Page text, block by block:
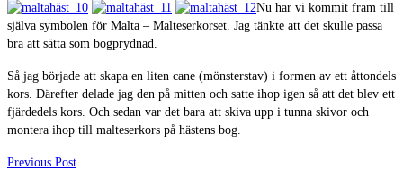
Nu har vi kommit fram till
själva symbolen för Malta – Malteserkorset. Jag tänkte att det skulle passa
bra att sätta som bogprydnad.
Så jag började att skapa en liten cane (mönsterstav) i formen av ett åttondels
kors. Därefter delade jag den på mitten och satte ihop igen så att det blev ett
fjärdedels kors. Och sedan var det bara att skiva upp i tunna skivor och
montera ihop till malteserkors på hästens bog.
Previous Post